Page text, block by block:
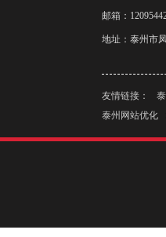
邮箱：
地址：泰州市
友情链接：
泰州网站优化